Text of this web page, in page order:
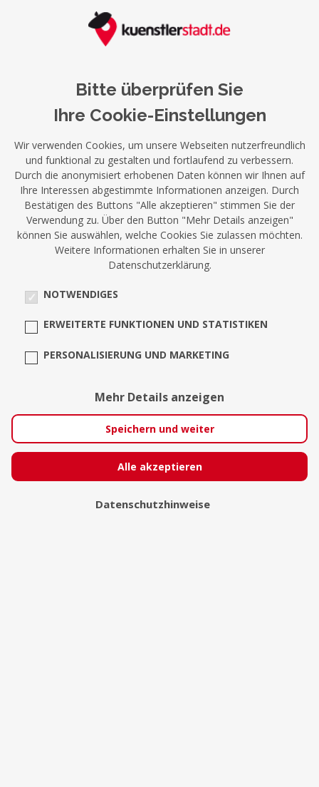
Bitte überprüfen Sie
Ihre Cookie-Einstellungen
Wir verwenden Cookies, um unsere Webseiten nutzerfreundlich
und funktional zu gestalten und fortlaufend zu verbessern.
Durch die anonymisiert erhobenen Daten können wir Ihnen auf
Ihre Interessen abgestimmte Informationen anzeigen. Durch
Bestätigen des Buttons "Alle akzeptieren" stimmen Sie der
Verwendung zu. Über den Button "Mehr Details anzeigen"
können Sie auswählen, welche Cookies Sie zulassen möchten.
Weitere Informationen erhalten Sie in unserer
Datenschutzerklärung.
NOTWENDIGES
ERWEITERTE FUNKTIONEN UND STATISTIKEN
PERSONALISIERUNG UND MARKETING
Mehr Details anzeigen
Speichern und weiter
Alle akzeptieren
Datenschutzhinweise